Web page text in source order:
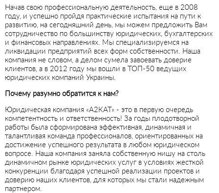
Начав свою профессиональную деятельность, еще в 2008
году, и успешно пройдя практические испытания на пути к
развитию, на сегодняшний день, мы можем предложить Вам
сотрудничество по большинству юридических, бухгалтерских
и финансовых направлениях. Мы специализируемся на
ликвидации предприятий всех форм собственности. Наша
компания не словом, а делом сумела завоевать доверие
клиентов, а в 2012 году мы вошли в ТОП-50 ведущих
юридических компаний Украины.
Почему разумно обратится к нам?
Юридическая компания «А2КАТ» - это в первую очередь
компетентность и ответственность! За годы плодотворной
работы была сформирована эффективная, динамичная и
талантливая команда профессионалов, ориентированных на
достижение успешного результата в любом юридическом
вопросе. Наша компания заняла собственную нишу на столь
динамичном рынке юридических услуг в условиях жесткой
конкуренции благодаря успешной реализации проектов и
доверию наших клиентов, для которых мы стали надежным
партнером.